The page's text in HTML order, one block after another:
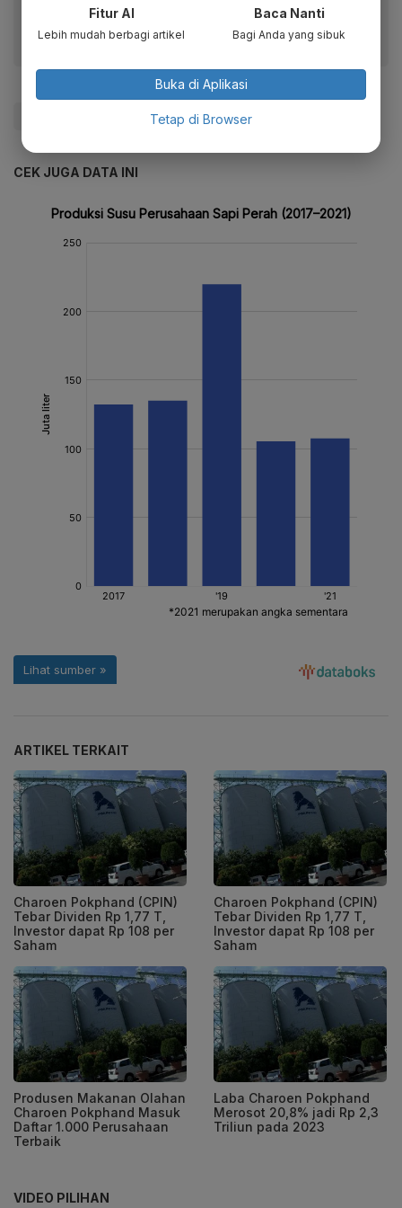
#Jagung #Petani
CEK JUGA DATA INI
ARTIKEL TERKAIT
Charoen Pokphand (CPIN)
Tebar Dividen Rp 1,77 T,
Investor dapat Rp 108 per
Saham
Charoen Pokphand (CPIN)
Tebar Dividen Rp 1,77 T,
Investor dapat Rp 108 per
Saham
Produsen Makanan Olahan
Charoen Pokphand Masuk
Daftar 1.000 Perusahaan
Terbaik
Laba Charoen Pokphand
Merosot 20,8% jadi Rp 2,3
Triliun pada 2023
VIDEO PILIHAN
Fitur AI
Lebih mudah berbagi artikel
Baca Nanti
Bagi Anda yang sibuk
Buka di Aplikasi
Tetap di Browser